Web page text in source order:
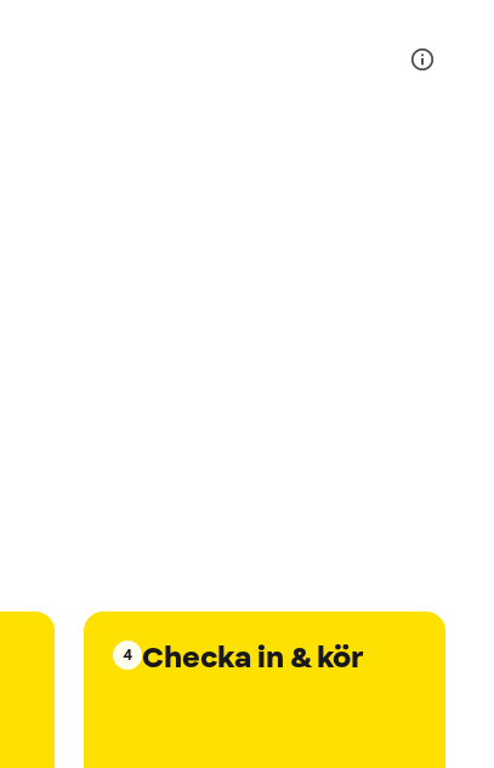
4 Checka in & kör